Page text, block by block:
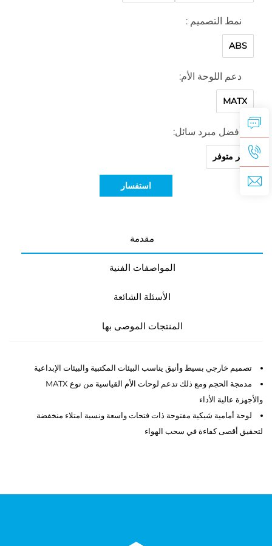
نمط التصميم :
ABS
دعم اللوحة الأم:
MATX
أفضل مبرد سائل:
غير متوفر
استفسار
مقدمة
المواصفات الفنية
الأسئلة الشائعة
المنتجات الموصى بها
تصميم خارجي بسيط وأنيق يناسب البيئات المكتبية والبيئات الإبداعية
مدمجة الحجم ومع ذلك تدعم لوحات الأم القياسية من نوع MATX
والأجهزة عالية الأداء
لوحة أمامية شبكية مفتوحة ذات فتحات واسعة ونسبة امتلاء منخفضة
لتحقيق أقصى كفاءة في سحب الهواء